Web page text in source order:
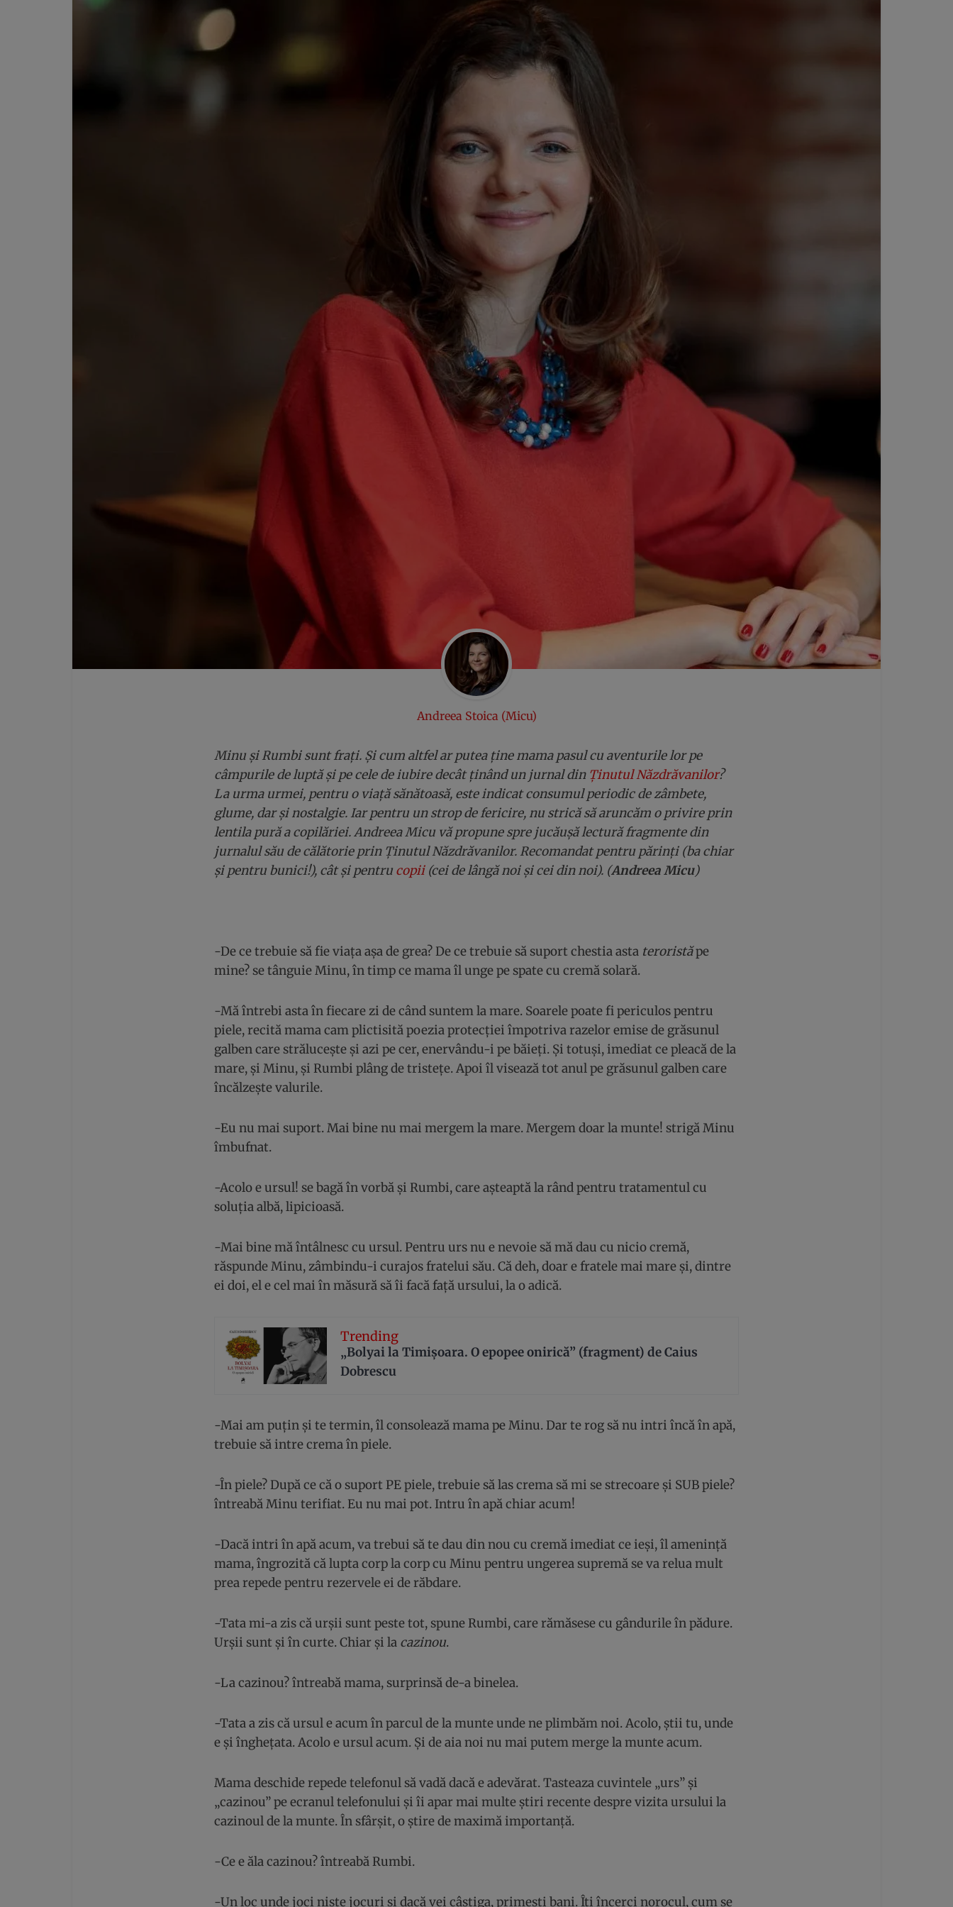
Andreea Stoica (Micu)
Minu și Rumbi sunt frați. Și cum altfel ar putea ține mama pasul cu aventurile lor pe
câmpurile de luptă și pe cele de iubire decât ținând un jurnal din Ținutul Năzdrăvanilor?
La urma urmei, pentru o viață sănătoasă, este indicat consumul periodic de zâmbete,
glume, dar și nostalgie. Iar pentru un strop de fericire, nu strică să aruncăm o privire prin
lentila pură a copilăriei. Andreea Micu vă propune spre jucăușă lectură fragmente din
jurnalul său de călătorie prin Ținutul Năzdrăvanilor. Recomandat pentru părinți (ba chiar
și pentru bunici!), cât și pentru copii(cei de lângă noi și cei din noi). (Andreea Micu)
-De ce trebuie să fie viața așa de grea? De ce trebuie să suport chestia asta teroristăpe
mine? se tânguie Minu, în timp ce mama îl unge pe spate cu cremă solară.
-Mă întrebi asta în fiecare zi de când suntem la mare. Soarele poate fi periculos pentru
piele, recită mama cam plictisită poezia protecției împotriva razelor emise de grăsunul
galben care strălucește și azi pe cer, enervându-i pe băieți. Și totuși, imediat ce pleacă de la
mare, și Minu, și Rumbi plâng de tristețe. Apoi îl visează tot anul pe grăsunul galben care
încălzește valurile.
-Eu nu mai suport. Mai bine nu mai mergem la mare. Mergem doar la munte! strigă Minu
îmbufnat.
-Acolo e ursul! se bagă în vorbă și Rumbi, care așteaptă la rând pentru tratamentul cu
soluția albă, lipicioasă.
-Mai bine mă întâlnesc cu ursul. Pentru urs nu e nevoie să mă dau cu nicio cremă,
răspunde Minu, zâmbindu-i curajos fratelui său. Că deh, doar e fratele mai mare și, dintre
ei doi, el e cel mai în măsură să îi facă față ursului, la o adică.
Trending
„Bolyai la Timișoara. O epopee onirică” (fragment) de Caius
Dobrescu
-Mai am puțin și te termin, îl consolează mama pe Minu. Dar te rog să nu intri încă în apă,
trebuie să intre crema în piele.
-În piele? După ce că o suport PE piele, trebuie să las crema să mi se strecoare și SUB piele?
întreabă Minu terifiat. Eu nu mai pot. Intru în apă chiar acum!
-Dacă intri în apă acum, va trebui să te dau din nou cu cremă imediat ce ieși, îl amenință
mama, îngrozită că lupta corp la corp cu Minu pentru ungerea supremă se va relua mult
prea repede pentru rezervele ei de răbdare.
-Tata mi-a zis că urșii sunt peste tot, spune Rumbi, care rămăsese cu gândurile în pădure.
Urșii sunt și în curte. Chiar și la cazinou.
-La cazinou? întreabă mama, surprinsă de-a binelea.
-Tata a zis că ursul e acum în parcul de la munte unde ne plimbăm noi. Acolo, știi tu, unde
e și înghețata. Acolo e ursul acum. Și de aia noi nu mai putem merge la munte acum.
Mama deschide repede telefonul să vadă dacă e adevărat. Tasteaza cuvintele „urs” și
„cazinou” pe ecranul telefonului și îi apar mai multe știri recente despre vizita ursului la
cazinoul de la munte. În sfârșit, o știre de maximă importanță.
-Ce e ăla cazinou? întreabă Rumbi.
-Un loc unde joci niște jocuri și dacă vei câștiga, primești bani. Îți încerci norocul, cum se